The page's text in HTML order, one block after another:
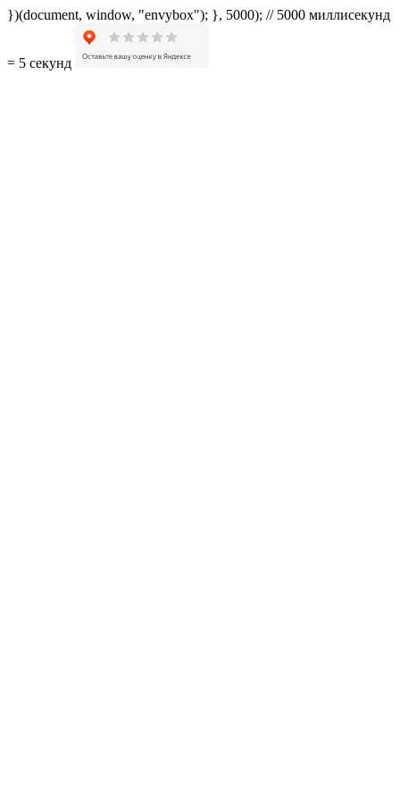
})(document, window, "envybox"); }, 5000); // 5000 миллисекунд
= 5 секунд